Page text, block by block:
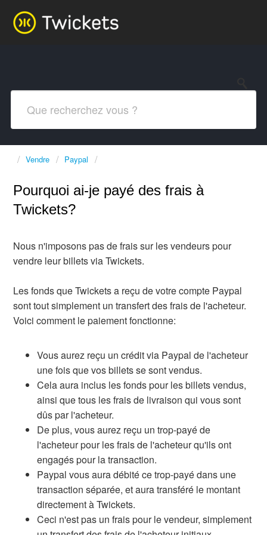
Vendre Paypal
Pourquoi ai-je payé des frais à
Twickets?
Nous n'imposons pas de frais sur les vendeurs pour
vendre leur billets via Twickets.
Les fonds que Twickets a reçu de votre compte Paypal
sont tout simplement un transfert des frais de l'acheteur.
Voici comment le paiement fonctionne:
Vous aurez reçu un crédit via Paypal de l'acheteur
une fois que vos billets se sont vendus.
Cela aura inclus les fonds pour les billets vendus,
ainsi que tous les frais de livraison qui vous sont
dûs par l'acheteur.
De plus, vous aurez reçu un trop-payé de
l'acheteur pour les frais de l'acheteur qu'ils ont
engagés pour la transaction.
Paypal vous aura débité ce trop-payé dans une
transaction séparée, et aura transféré le montant
directement à Twickets.
Ceci n'est pas un frais pour le vendeur, simplement